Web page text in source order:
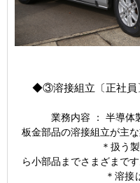
◆③溶接組立〔正社
業務内容 ： 半導体製
板金部品の溶接組立が主な
＊扱う製品は2m
ら小部品までさまざまです
＊溶接はTIG溶接